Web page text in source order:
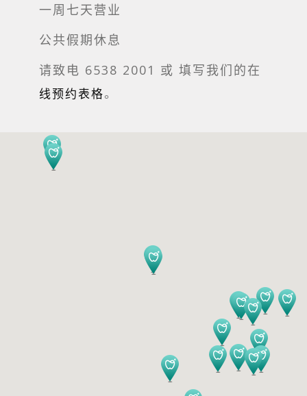
一周七天营业
公共假期休息
请致电 6538 2001 或 填写我们的在
线预约表格。